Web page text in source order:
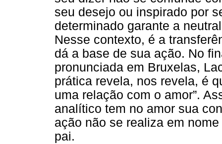
seu desejo ou inspirado por
determinado garante a
Nesse contexto, é a
dá a base de sua ação. No
pronunciada em Bruxelas,
prática revela, nos revela, é
uma relação com o amor”.
analítico tem no amor sua
ação não se realiza em
pai.